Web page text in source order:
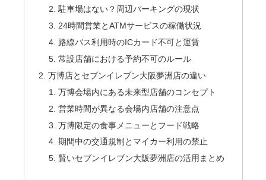
駐車場はない？周辺パーキングの現状
24時間営業とATMサービスの稼働状況
路線バス利用時のICカード不可と運賃
常設店舗における予約不可のルール
万博店とセブンイレブン大阪夢洲店の違い
万博会場内にある未来型店舗のコンセプト
営業時間が異なる会場内店舗の注意点
万博限定の食事メニューとフード戦略
期間中の交通規制とマイカー利用の禁止
賢いセブンイレブン大阪夢洲店の活用まとめ